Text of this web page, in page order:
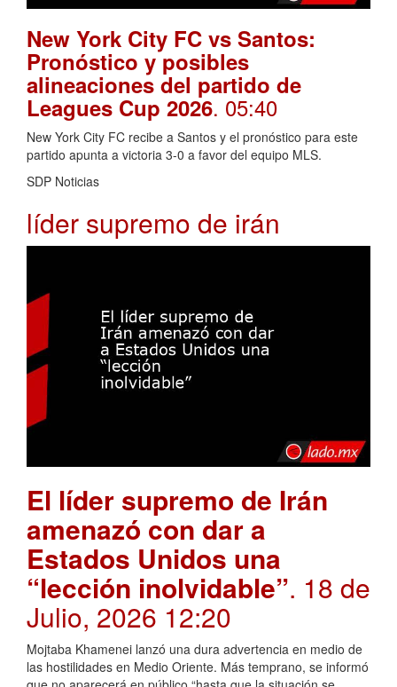
New York City FC vs Santos:
Pronóstico y posibles
alineaciones del partido de
Leagues Cup 2026. 05:40
New York City FC recibe a Santos y el pronóstico para este
partido apunta a victoria 3-0 a favor del equipo MLS.
SDP Noticias
líder supremo de irán
El líder supremo de Irán
amenazó con dar a
Estados Unidos una
“lección inolvidable”. 18 de
Julio, 2026 12:20
Mojtaba Khamenei lanzó una dura advertencia en medio de
las hostilidades en Medio Oriente. Más temprano, se informó